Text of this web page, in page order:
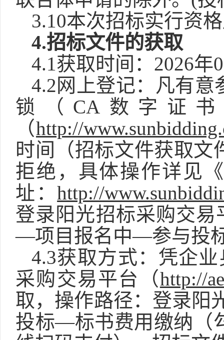
3.10本次招标实行资
4.招标文件的获取
4.1获取时间：2026年
4.2网上登记：凡有
锁（CA数字证
（http://
时间（招标文件获取
拒绝，具体操作详见
址：http://
登录阳光招标采购交易
—项目报名中—参与投
4.3获取方式：凭企
采购交易平台（http://
取，操作路径：登录阳
投标—标书费用缴纳（